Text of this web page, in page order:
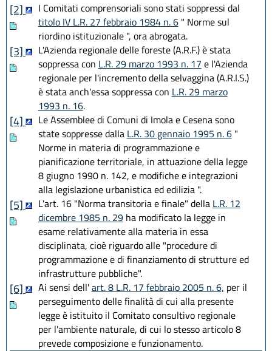
[2]
I Comitati comprensoriali sono stati soppressi dal
titolo IV L.R. 27 febbraio 1984 n. 6" Norme sul
riordino istituzionale ", ora abrogata.
[3]
L'Azienda regionale delle foreste (A.R.F.) è stata
soppressa con L.R. 29 marzo 1993 n. 17 e l'Azienda
regionale per l'incremento della selvaggina (A.R.I.S.)
è stata anch'essa soppressa con L.R. 29 marzo
1993 n. 16.
[4]
Le Assemblee di Comuni di Imola e Cesena sono
state soppresse dalla L.R. 30 gennaio 1995 n. 6"
Norme in materia di programmazione e
pianificazione territoriale, in attuazione della legge
8 giugno 1990 n. 142, e modifiche e integrazioni
alla legislazione urbanistica ed edilizia ".
[5] L'art. 16 "Norma transitoria e finale" della L.R. 12
dicembre 1985 n. 29ha modificato la legge in
esame relativamente alla materia in essa
disciplinata, cioè riguardo alle "procedure di
programmazione e di finanziamento di strutture ed
infrastrutture pubbliche".
[6] Ai sensi dell'art. 8 L.R. 17 febbraio 2005 n. 6, per il
perseguimento delle finalità di cui alla presente
legge è istituito il Comitato consultivo regionale
per l'ambiente naturale, di cui lo stesso articolo 8
prevede composizione e funzionamento.